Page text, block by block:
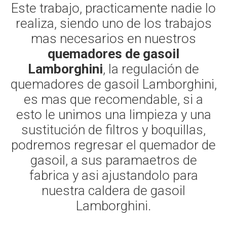
Este trabajo, practicamente nadie lo
realiza, siendo uno de los trabajos
mas necesarios en nuestros
quemadores de gasoil
Lamborghini, la regulación de
quemadores de gasoil Lamborghini,
es mas que recomendable, si a
esto le unimos una limpieza y una
sustitución de filtros y boquillas,
podremos regresar el quemador de
gasoil, a sus paramaetros de
fabrica y asi ajustandolo para
nuestra caldera de gasoil
Lamborghini.